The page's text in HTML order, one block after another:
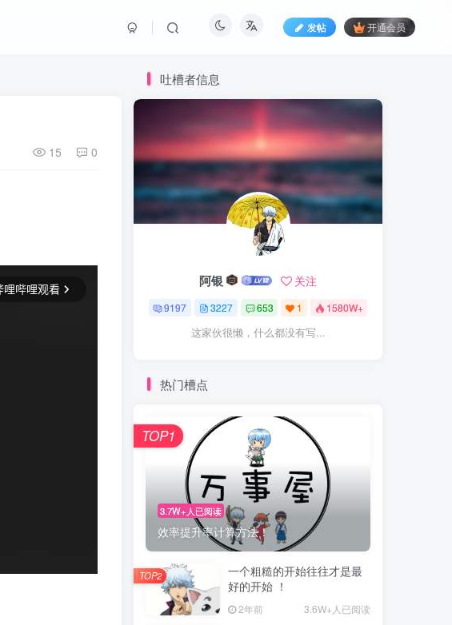
发帖 开通会员
15 0
吐槽者信息
阿银 关注
9197 3227 653 1 1580W+
这家伙很懒，什么都没有写...
热门槽点
3.7W+人已阅读
效率提升率计算方法！
TOP1
一个粗糙的开始往往才是最
好的开始 ！
2年前 3.6W+人已阅读
TOP2